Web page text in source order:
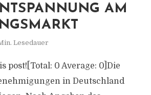
AM
Lesedauer
post![Total: 0 Average: 0]Die
in Deutschland